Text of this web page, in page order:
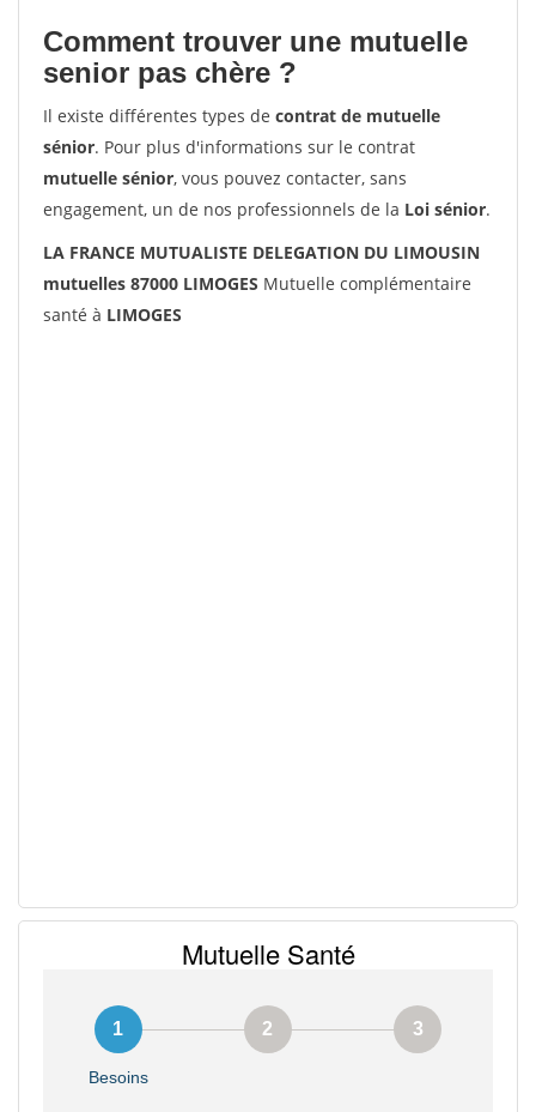
Comment trouver une mutuelle
senior pas chère ?
Il existe différentes types de contrat de mutuelle
sénior. Pour plus d'informations sur le contrat
mutuelle sénior, vous pouvez contacter, sans
engagement, un de nos professionnels de la Loi sénior.
LA FRANCE MUTUALISTE DELEGATION DU LIMOUSIN
mutuelles 87000 LIMOGES Mutuelle complémentaire
santé à LIMOGES